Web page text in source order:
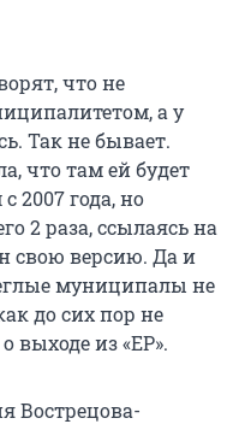
что не
а у
Так не бывает.
что там ей будет
2007 года, но
2 раза, ссылаясь на
свою версию. Да и
муниципалы не
до сих пор не
выходе из «ЕР».
Вострецова-